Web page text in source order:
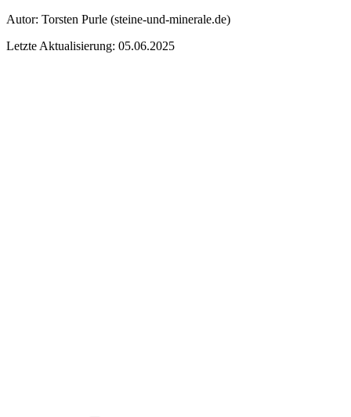
Autor: Torsten Purle (steine-und-minerale.de)
Letzte Aktualisierung: 05.06.2025